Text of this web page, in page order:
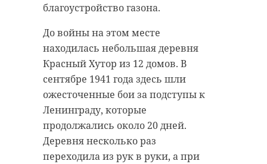
благоустройство газона.
До войны на этом месте
находилась небольшая деревня
Красный Хутор из 12 домов. В
сентябре 1941 года здесь шли
ожесточенные бои за подступы к
Ленинграду, которые
продолжались около 20 дней.
Деревня несколько раз
переходила из рук в руки, а при